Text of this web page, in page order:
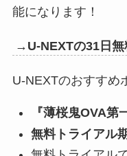
能になります！
→U-NEXTの31日無
U-NEXTのおすすめ
『薄桜鬼OVA第
無料トライアル